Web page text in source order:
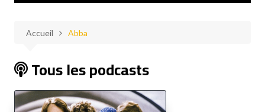
Accueil Abba
Tous les podcasts